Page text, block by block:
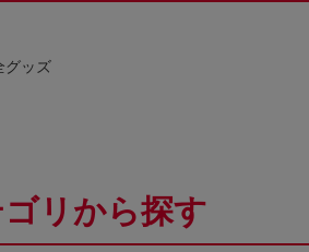
グッズ
ゴリから探す